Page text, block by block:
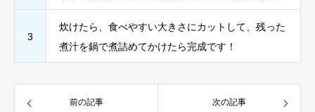
3
炊けたら、食べやすい大きさにカットして、残った
煮汁を鍋で煮詰めてかけたら完成です！
前の記事 次の記事